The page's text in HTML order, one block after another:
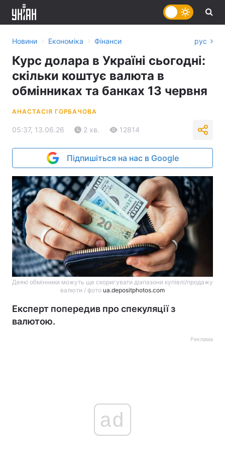
Новини › Економіка › Фінанси рус
Курс долара в Україні сьогодні:
скільки коштує валюта в
обмінниках та банках 13 червня
АНАСТАСІЯ ГОРБАЧОВА
05:37, 13.06.26 2 хв. 12814
Підпишіться на нас в Google
Деякі обмінники можуть ще скоригувати діапазони купівлі/продажу
валюти / фото ua.depositphotos.com
Експерт попередив про спекуляції з
валютою.
Реклама
ad